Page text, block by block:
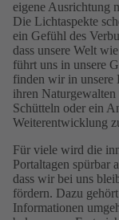
eigene Ausrichtung
Die Lichtaspekte
ein Gefühl des
dass unsere Welt
führt uns in unsere
finden wir in
ihren
Schütteln oder ein
Weiterentwicklung
Für viele wird die
Portaltagen spürbar
dass wir bei uns
fördern. Dazu
Informationen